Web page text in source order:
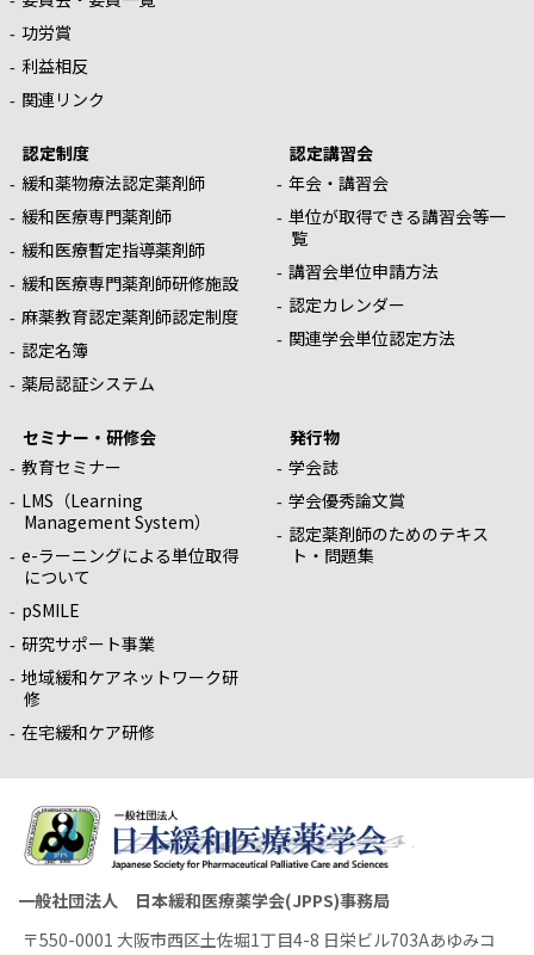
功労賞
利益相反
関連リンク
認定制度
緩和薬物療法認定薬剤師
緩和医療専門薬剤師
緩和医療暫定指導薬剤師
緩和医療専門薬剤師研修施設
麻薬教育認定薬剤師認定制度
認定名簿
薬局認証システム
認定講習会
年会・講習会
単位が取得できる講習会等一
覧
講習会単位申請方法
認定カレンダー
関連学会単位認定方法
セミナー・研修会
教育セミナー
LMS（Learning
Management System）
e-ラーニングによる単位取得
について
pSMILE
研究サポート事業
地域緩和ケアネットワーク研
修
在宅緩和ケア研修
発行物
学会誌
学会優秀論文賞
認定薬剤師のためのテキス
ト・問題集
一般社団法人 日本緩和医療薬学会(JPPS)事務局
〒550-0001 大阪市西区土佐堀1丁目4-8 日栄ビル703Aあゆみコ